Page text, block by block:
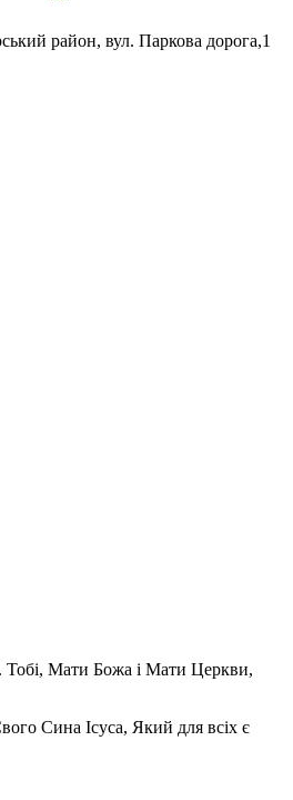
район, вул. Паркова дорога,1
Тобі, Мати Божа і Мати Церкви,
Сина Ісуса, Який для всіх є